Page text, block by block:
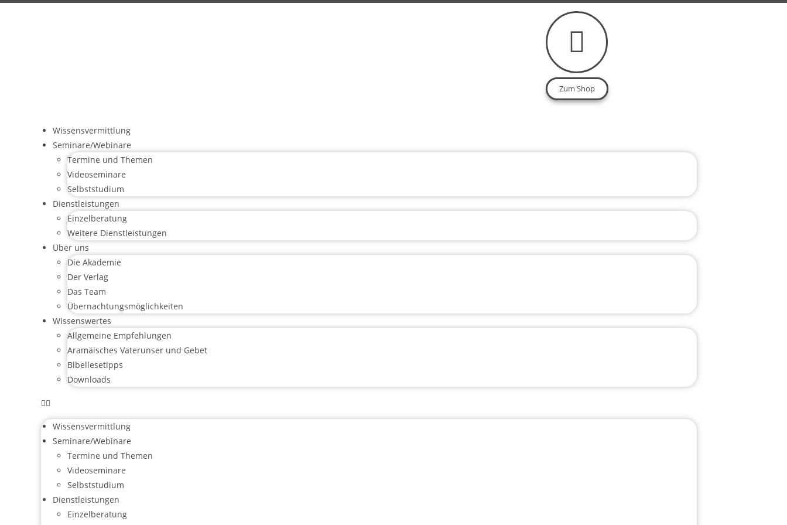
Zum Shop
Wissensvermittlung
Seminare/Webinare
Termine und Themen
Videoseminare
Selbststudium
Dienstleistungen
Einzelberatung
Weitere Dienstleistungen
Über uns
Die Akademie
Der Verlag
Das Team
Übernachtungsmöglichkeiten
Wissenswertes
Allgemeine Empfehlungen
Aramäisches Vaterunser und Gebet
Bibellesetipps
Downloads
Wissensvermittlung
Seminare/Webinare
Termine und Themen
Videoseminare
Selbststudium
Dienstleistungen
Einzelberatung